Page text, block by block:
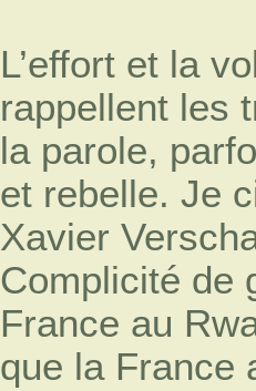
L’effort et la
rappellent les
la parole,
et rebelle. Je
Xavier
Complicité de
France au
que la France